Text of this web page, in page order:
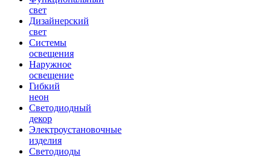
свет
Дизайнерский
свет
Системы
освещения
Наружное
освещение
Гибкий
неон
Светодиодный
декор
Электроустановочные
изделия
Светодиоды